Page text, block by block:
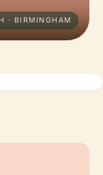
· BIRMINGHAM